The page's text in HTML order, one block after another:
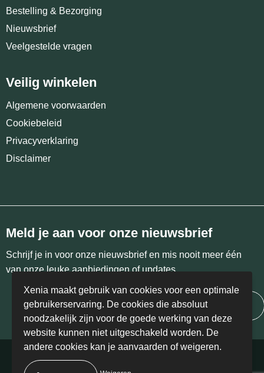
Bestelling & Bezorging
Nieuwsbrief
Veelgestelde vragen
Veilig winkelen
Algemene voorwaarden
Cookiebeleid
Privacyverklaring
Disclaimer
Meld je aan voor onze nieuwsbrief
Schrijf je in voor onze nieuwsbrief en mis nooit meer één
van onze leuke aanbiedingen of updates.
Inschrijven
© Copyright Xenia 2024 | BE 0458.405.766
Xenia maakt gebruik van cookies voor een optimale
gebruikerservaring. De cookies die absoluut
noodzakelijk zijn voor de goede werking van deze
website kunnen niet uitgeschakeld worden. De
andere cookies kan je aanvaarden of weigeren.